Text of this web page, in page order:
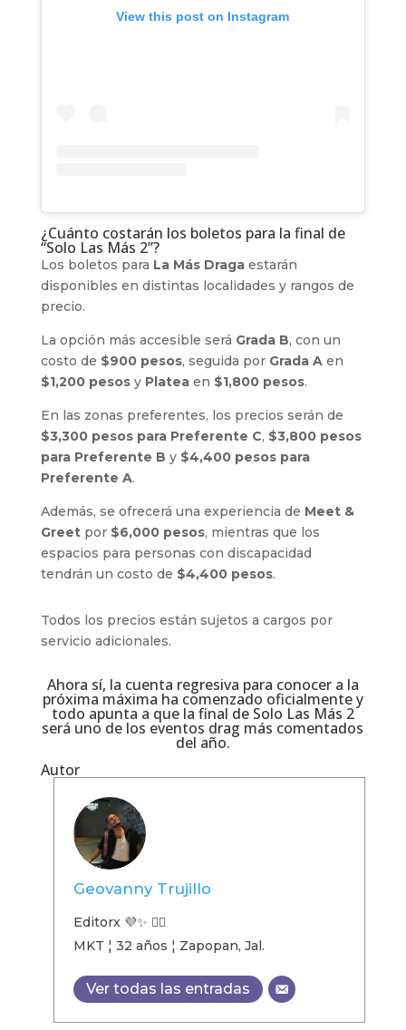
View this post on Instagram
¿Cuánto costarán los boletos para la final de
“Solo Las Más 2”?
Los boletos para La Más Dragaestarán
disponibles en distintas localidades y rangos de
precio.
La opción más accesible será Grada B, con un
costo de $900 pesos, seguida por Grada Aen
$1,200 pesosy Plateaen $1,800 pesos.
En las zonas preferentes, los precios serán de
$3,300 pesos para Preferente C, $3,800 pesos
para Preferente B y $4,400 pesos para
Preferente A.
Además, se ofrecerá una experiencia de Meet &
Greetpor $6,000 pesos, mientras que los
espacios para personas con discapacidad
tendrán un costo de $4,400 pesos.
Todos los precios están sujetos a cargos por
servicio adicionales.
Ahora sí, la cuenta regresiva para conocer a la
próxima máxima ha comenzado oficialmente y
todo apunta a que la final de Solo Las Más 2
será uno de los eventos drag más comentados
del año.
Autor
Geovanny Trujillo
Editorx 💜✨ 🏳️‍🌈
MKT ¦ 32 años ¦ Zapopan, Jal.
Ver todas las entradas